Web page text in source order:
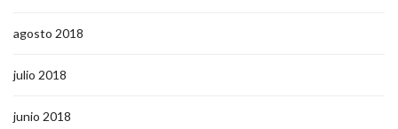
agosto 2018
julio 2018
junio 2018